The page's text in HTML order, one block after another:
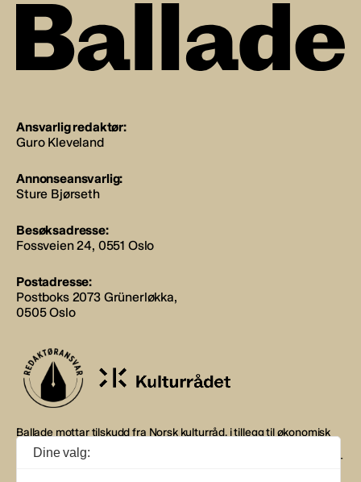
Ansvarlig redaktør:
Guro Kleveland
Annonseansvarlig:
Sture Bjørseth
Besøksadresse:
Fossveien 24, 0551 Oslo
Postadresse:
Postboks 2073 Grünerløkka,
0505 Oslo
Ballade mottar tilskudd fra Norsk kulturråd, i tillegg til økonomisk
støtte fra eierne NOPA, Norsk komponistforening og
Musikkforleggerne. Ballade drives etter Redaktør- og Vær Varsom-
Dine valg: